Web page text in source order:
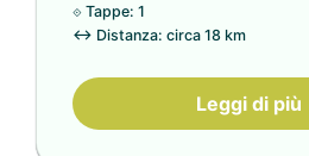
⟐ Tappe: 1
↔ Distanza: circa 18 km
Leggi di più